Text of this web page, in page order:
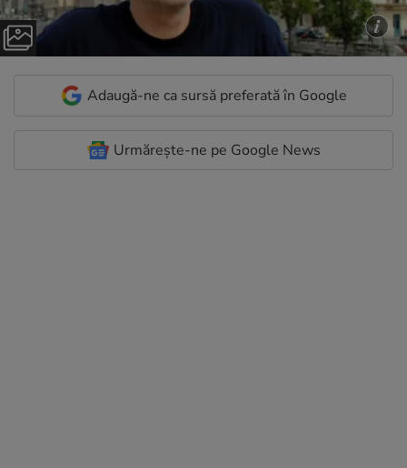
Adaugă-ne ca sursă preferată în Google
Urmărește-ne pe Google News